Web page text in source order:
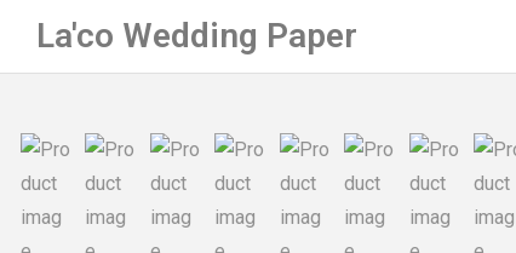
La'co Wedding Paper